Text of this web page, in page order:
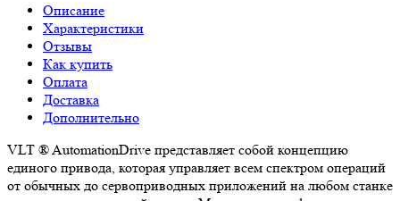
Описание
Характеристики
Отзывы
Как купить
Оплата
Доставка
Дополнительно
VLT ® AutomationDrive представляет собой концепцию
единого привода, которая управляет всем спектром операций
от обычных до сервоприводных приложений на любом станке